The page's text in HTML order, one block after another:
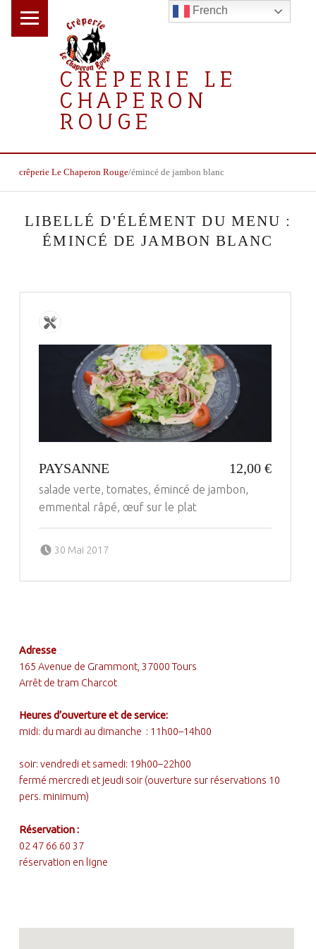
CRÊPERIE LE
CHAPERON
ROUGE
crêperie Le Chaperon Rouge/émincé de jambon blanc
LIBELLÉ D'ÉLÉMENT DU MENU :
ÉMINCÉ DE JAMBON BLANC
PAYSANNE 12,00 €
salade verte, tomates, émincé de jambon,
emmental râpé, œuf sur le plat
30 Mai 2017
FOOTER SIDEBAR
Adresse
165 Avenue de Grammont, 37000 Tours
Arrêt de tram Charcot
Heures d’ouverture et de service:
midi: du mardi au dimanche : 11h00–14h00
soir: vendredi et samedi: 19h00–22h00
fermé mercredi et jeudi soir (ouverture sur réservations 10
pers. minimum)
Réservation :
02 47 66 60 37
réservation en ligne
French